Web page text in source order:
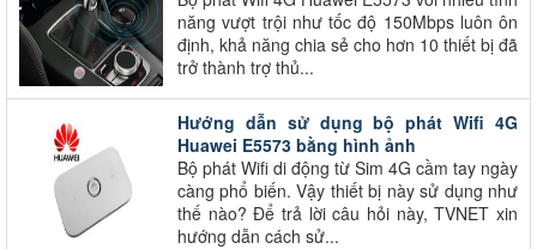
năng vượt trội như tốc độ 150Mbps luôn ôn
định, khả năng chia sẻ cho hơn 10 thiết bị đã
trở thành trợ thủ...
Hướng dẫn sử dụng bộ phát Wifi 4G
Huawei E5573 bằng hình ảnh
Bộ phát Wifi di động từ Sim 4G cầm tay ngày
càng phổ biến. Vậy thiết bị này sử dụng như
thế nào? Để trả lời câu hỏi này, TVNET xin
hướng dẫn cách sử...